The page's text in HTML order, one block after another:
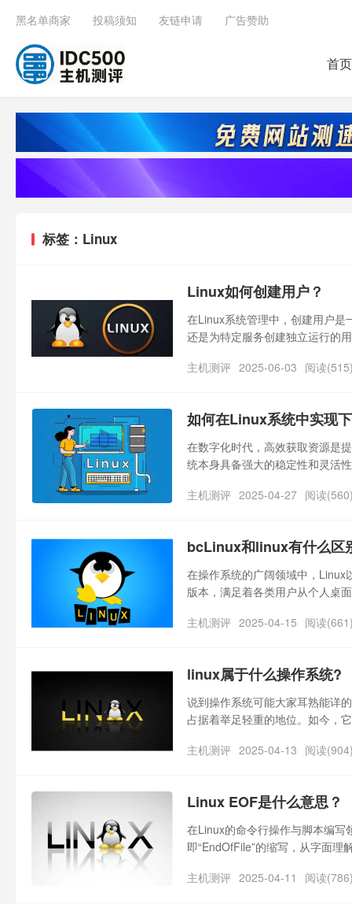
黑名单商家 投稿须知 友链申请 广告赞助
首页
标签：Linux
Linux如何创建用户？
在Linux系统管理中，创建用户是
还是为特定服务创建独立运行的
主机测评 2025-06-03 阅读
如何在Linux系统中实现
在数字化时代，高效获取资源是
统本身具备强大的稳定性和灵活
法都能节省大量时间。接下来，
主机测评 2025-04-27 阅读
bcLinux和linux有什么区
在操作系统的广阔领域中，Linux
版本，满足着各类用户从个人桌
主机测评 2025-04-15 阅读
linux属于什么操作系统?
说到操作系统可能大家耳熟能详
占据着举足轻重的地位。如今，
具有高度灵活性，能广泛应用于
主机测评 2025-04-13 阅读
Linux EOF是什么意思？
在Linux的命令行操作与脚本编写
即“EndOfFile”的缩写，从字面
隐形的“关卡”，告诉系统数据的
主机测评 2025-04-11 阅读